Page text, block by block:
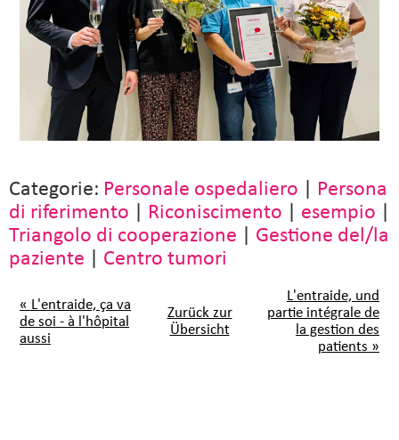
Categorie: Personale ospedaliero | Persona
di riferimento | Riconiscimento | esempio |
Triangolo di cooperazione | Gestione del/la
paziente | Centro tumori
« L'entraide, ça va
de soi - à l'hôpital
aussi
Zurück zur
Übersicht
L'entraide, und
partie intégrale de
la gestion des
patients »